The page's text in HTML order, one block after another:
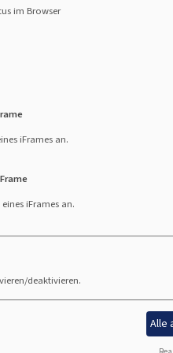
16, 87600 Kaufbeuren
im Browser
iFrames an.
iFrames an.
deaktivieren.
Alle